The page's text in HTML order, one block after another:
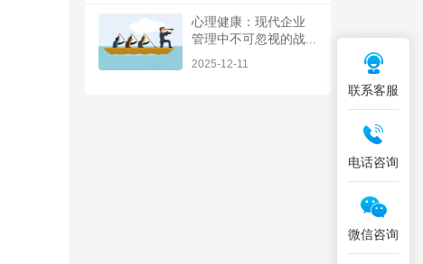
心理健康：现代企业
管理中不可忽视的战...
2025-12-11
联系客服
电话咨询
微信咨询